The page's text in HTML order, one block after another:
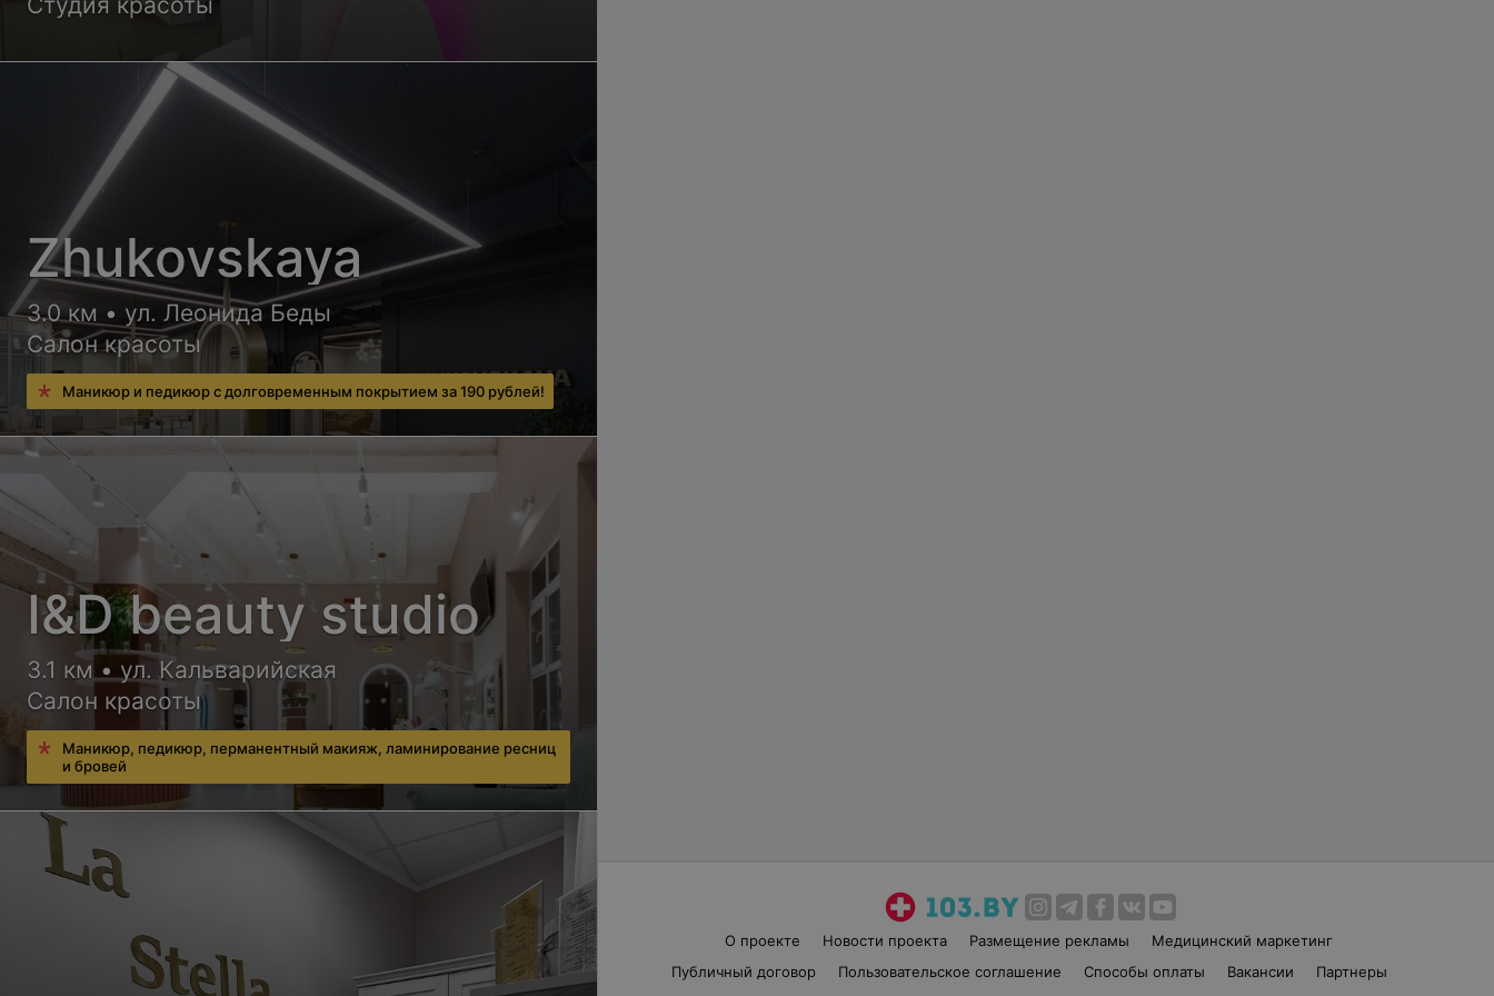
О проекте Новости проекта Размещение рекламы
Медицинский маркетинг
Публичный договор
Пользовательское соглашение Способы оплаты Вакансии
Партнеры
Zhukovskaya
3.0 км • ул. Леонида Беды
Салон красоты
Маникюр и педикюр с долговременным покрытием за 190 рублей!
I&D beauty studio
3.1 км • ул. Кальварийская
Салон красоты
Маникюр, педикюр, перманентный макияж, ламинирование ресниц
и бровей